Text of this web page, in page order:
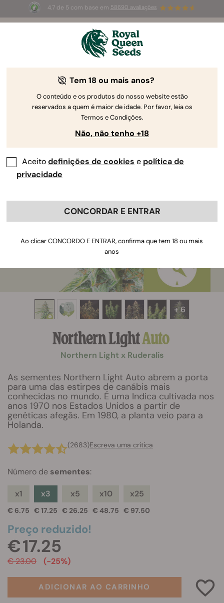
4.7 de 5 com base em 58690 avaliações
3 sementes White Widow Auto
+ 6
Northern LightAuto
Northern Light x Ruderalis
As sementes Northern Light Auto abrem a porta
para uma das estirpes de canábis mais
conhecidas no mundo. É uma Indica cultivada nos
anos 1970 nos Estados Unidos a partir de
genéticas afegãs. Em 1980, a planta veio para a
Holanda.
(2683)Escreva uma crítica
Número de sementes:
x1
€ 6.75
x3
€ 17.25
x5
€ 26.25
x10
€ 48.75
x25
€ 97.50
Preço reduzido!
€ 17.25
€ 23.00 (-25%)
ADICIONAR AO CARRINHO
Tem 18 ou mais anos?
O conteúdo e os produtos do nosso website estão
reservados a quem é maior de idade. Por favor, leia os
Termos e Condições.
Não, não tenho +18
Aceitodefinições de cookies e política de
privacidade
CONCORDAR E ENTRAR
Ao clicar CONCORDO E ENTRAR, confirma que tem 18 ou mais
anos